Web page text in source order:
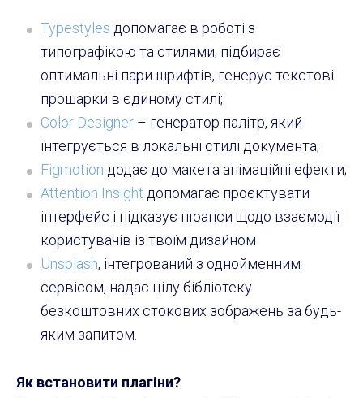
Typestyles допомагає в роботі з
типографікою та стилями, підбирає
оптимальні пари шрифтів, генерує текстові
прошарки в єдиному стилі;
Color Designer – генератор палітр, який
інтегрується в локальні стилі документа;
Figmotion додає до макета анімаційні ефекти;
Attention Insight допомагає проєктувати
інтерфейс і підказує нюанси щодо взаємодії
користувачів із твоїм дизайном
Unsplash, інтегрований з однойменним
сервісом, надає цілу бібліотеку
безкоштовних стокових зображень за будь-
яким запитом.
Як встановити плагіни?